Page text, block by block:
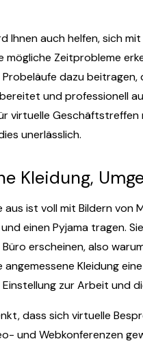
Ihnen auch helfen, sich
mögliche Zeitprobleme
dazu beitragen,
und professionell
virtuelle Geschäftstreffen
unerlässlich.
Kleidung,
ist voll mit Bildern von
einen Pyjama tragen.
erscheinen, also
Kleidung
zur Arbeit und
dass sich virtuelle
und Webkonferenzen